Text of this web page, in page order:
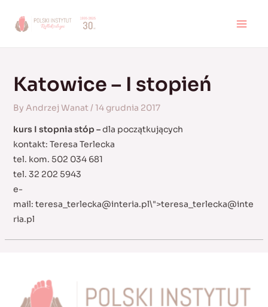
Katowice – I stopień
By Andrzej Wanat/14 grudnia 2017
kurs I stopnia stóp –dla początkujących
kontakt: Teresa Terlecka
tel. kom. 502 034 681
tel. 32 202 5943
e-
mail: teresa_terlecka@interia.pl\">teresa_terlecka@inte
ria.pl